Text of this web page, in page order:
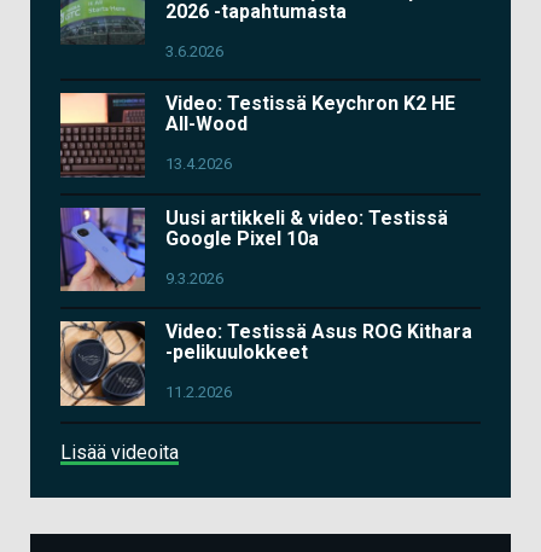
2026 -tapahtumasta
3.6.2026
Video: Testissä Keychron K2 HE
All-Wood
13.4.2026
Uusi artikkeli & video: Testissä
Google Pixel 10a
9.3.2026
Video: Testissä Asus ROG Kithara
-pelikuulokkeet
11.2.2026
Lisää videoita